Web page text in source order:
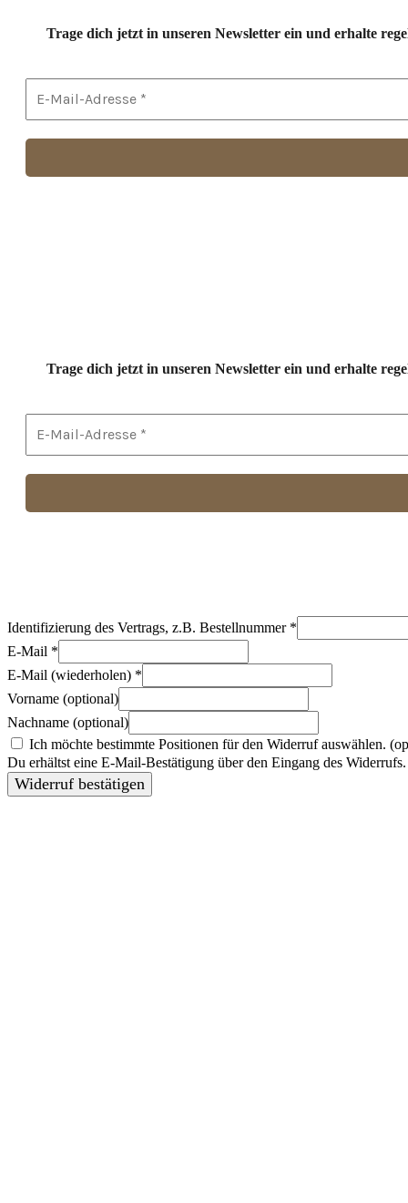
Trage dich jetzt in unseren Newsletter ein und erhalte
Trage dich jetzt in unseren Newsletter ein und erhalte
Identifizierung des Vertrags, z.B. Bestellnummer *
E-Mail *
E-Mail (wiederholen) *
Vorname (optional)
Nachname (optional)
Ich möchte bestimmte Positionen für den Widerruf auswählen.
Du erhältst eine E-Mail-Bestätigung über den Eingang des
Widerruf bestätigen